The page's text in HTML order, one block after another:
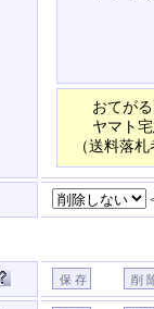
おてが
ヤマト
（送料落